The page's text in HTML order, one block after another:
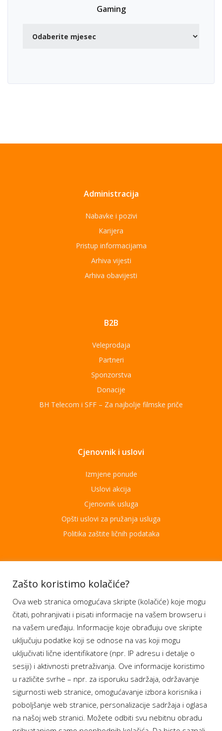
Gaming
Administracija
Nabavke i pozivi
Karijera
Pristup informacijama
Arhiva vijesti
Arhiva obavijesti
B2B
Veleprodaja
Partneri
Sponzorstva
Donacije
BH Telecom i SFF – Za najbolje filmske priče
Cjenovnik i uslovi
Izmjene ponude
Uslovi akcija
Cjenovnik usluga
Opšti uslovi za pružanja usluga
Politika zaštite ličnih podataka
Aplikacije
Moj BH Telecom
Dostupnost usluga
Moja webTV
Aukcije BH Telecom
Program lojalnosti
Bonus plus
Zašto koristimo kolačiće?
Ova web stranica omogućava skripte (kolačiće) koje mogu
čitati, pohranjivati i pisati informacije na vašem browseru i
na vašem uređaju. Informacije koje obrađuju ove skripte
uključuju podatke koji se odnose na vas koji mogu
uključivati lične identifikatore (npr. IP adresu i detalje o
sesiji) i aktivnosti pretraživanja. Ove informacije koristimo
u različite svrhe – npr. za isporuku sadržaja, održavanje
sigurnosti web stranice, omogućavanje izbora korisnika i
poboljšanje web stranice, personalizacije sadržaja i oglasa
na našoj web stranici. Možete odbiti svu nebitnu obradu